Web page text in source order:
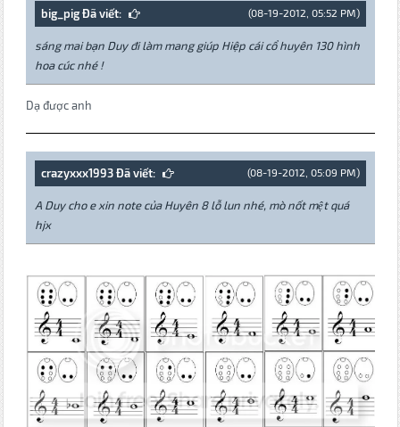
(08-19-2012, 05:52 PM)
big_pig Đã viết:
sáng mai bạn Duy đi làm mang giúp Hiệp cái cổ huyên 130 hình
hoa cúc nhé !
Dạ được anh
(08-19-2012, 05:09 PM)
crazyxxx1993 Đã viết:
A Duy cho e xin note của Huyên 8 lỗ lun nhé, mò nốt mệt quá
hjx